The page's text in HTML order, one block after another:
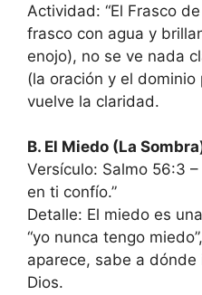
Actividad: “El Frasco
frasco con agua y
enojo), no se ve nada
(la oración y el
vuelve la claridad.
B. El Miedo (La
Versículo: Salmo 56:3
en ti confío.”
Detalle: El miedo es
“yo nunca tengo
aparece, sabe a
Dios.